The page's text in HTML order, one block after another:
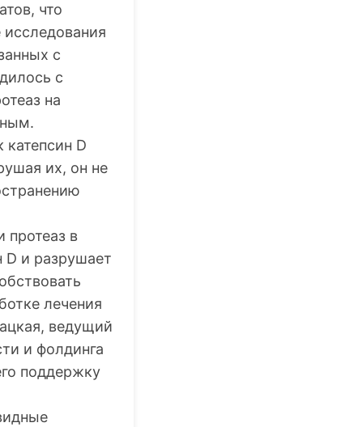
что
с
с
на
D
их, он не
протеаз в
D и разрушает
лечения
ведущий
и фолдинга
поддержку